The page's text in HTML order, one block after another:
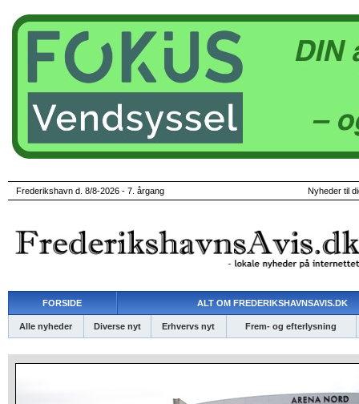
Frederikshavn d. 8/8-2026 - 7. årgang Nyheder til
FORSIDE ALT OM FREDERIKSHAVNSAVIS.DK
Alle nyheder Diverse nyt Erhvervs nyt Frem- og efterlysning